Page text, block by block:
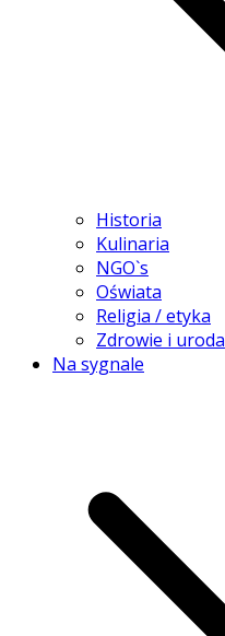
Historia
Kulinaria
NGO`s
Oświata
Religia / etyka
Zdrowie i uroda
Na sygnale